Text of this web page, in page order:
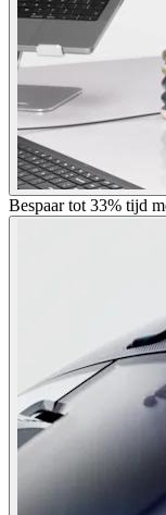
Bespaar tot 33% tijd